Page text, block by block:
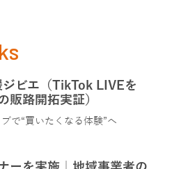
ビエ（TikTok LIVEを
販路開拓実証）
で“買いたくなる体験”へ